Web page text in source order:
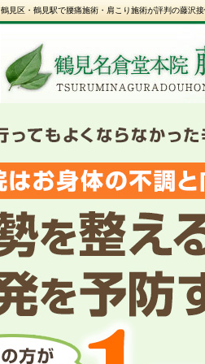
鶴見区・鶴見駅で腰痛施術・肩こり施術が評判の藤沢